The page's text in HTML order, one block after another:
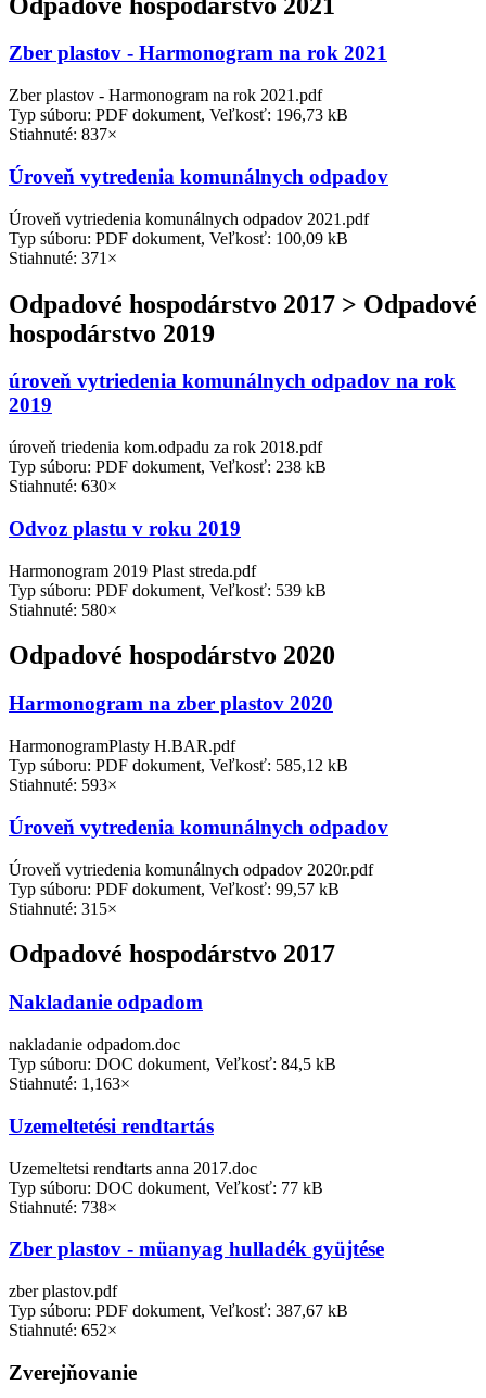
Zber plastov - Harmonogram na rok 2021
Zber plastov - Harmonogram na rok 2021.pdf
Typ súboru: PDF dokument, Veľkosť: 196,73 kB
Stiahnuté: 837×
Úroveň vytredenia komunálnych odpadov
Úroveň vytriedenia komunálnych odpadov 2021.pdf
Typ súboru: PDF dokument, Veľkosť: 100,09 kB
Stiahnuté: 371×
Odpadové hospodárstvo 2017 > Odpadové
hospodárstvo 2019
úroveň vytriedenia komunálnych odpadov na rok
2019
úroveň triedenia kom.odpadu za rok 2018.pdf
Typ súboru: PDF dokument, Veľkosť: 238 kB
Stiahnuté: 630×
Odvoz plastu v roku 2019
Harmonogram 2019 Plast streda.pdf
Typ súboru: PDF dokument, Veľkosť: 539 kB
Stiahnuté: 580×
Odpadové hospodárstvo 2020
Harmonogram na zber plastov 2020
HarmonogramPlasty H.BAR.pdf
Typ súboru: PDF dokument, Veľkosť: 585,12 kB
Stiahnuté: 593×
Úroveň vytredenia komunálnych odpadov
Úroveň vytriedenia komunálnych odpadov 2020r.pdf
Typ súboru: PDF dokument, Veľkosť: 99,57 kB
Stiahnuté: 315×
Odpadové hospodárstvo 2017
Nakladanie odpadom
nakladanie odpadom.doc
Typ súboru: DOC dokument, Veľkosť: 84,5 kB
Stiahnuté: 1,163×
Uzemeltetési rendtartás
Uzemeltetsi rendtarts anna 2017.doc
Typ súboru: DOC dokument, Veľkosť: 77 kB
Stiahnuté: 738×
Zber plastov - müanyag hulladék gyüjtése
zber plastov.pdf
Typ súboru: PDF dokument, Veľkosť: 387,67 kB
Stiahnuté: 652×
Zverejňovanie